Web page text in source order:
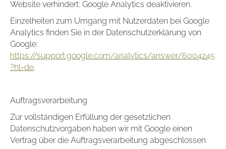
Website verhindert: Google Analytics deaktivieren.
Einzelheiten zum Umgang mit Nutzerdaten bei Google
Analytics finden Sie in der Datenschutzerklärung von
Google:
https://support.google.com/analytics/answer/6004245
?hl=de.
Auftragsverarbeitung
Zur vollständigen Erfüllung der gesetzlichen
Datenschutzvorgaben haben wir mit Google einen
Vertrag über die Auftragsverarbeitung abgeschlossen.